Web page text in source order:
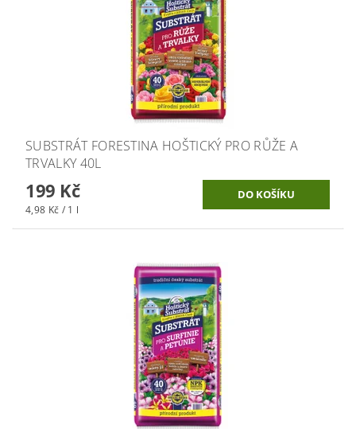
SUBSTRÁT FORESTINA HOŠTICKÝ PRO RŮŽE A
TRVALKY 40L
199 Kč
4,98 Kč / 1 l